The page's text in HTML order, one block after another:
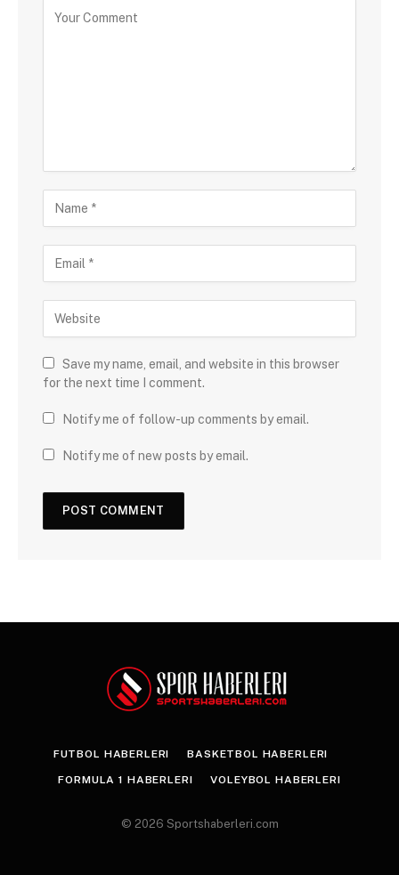
Save my name, email, and website in this browser
for the next time I comment.
Notify me of follow-up comments by email.
Notify me of new posts by email.
FUTBOL HABERLERI BASKETBOL HABERLERI
FORMULA 1 HABERLERI VOLEYBOL HABERLERI
© 2026 Sportshaberleri.com